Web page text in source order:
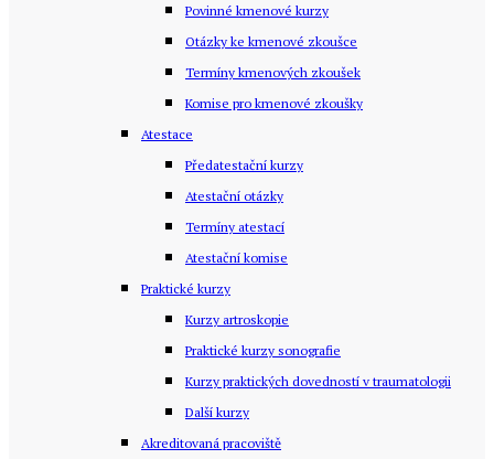
Povinné kmenové kurzy
Otázky ke kmenové zkoušce
Termíny kmenových zkoušek
Komise pro kmenové zkoušky
Atestace
Předatestační kurzy
Atestační otázky
Termíny atestací
Atestační komise
Praktické kurzy
Kurzy artroskopie
Praktické kurzy sonografie
Kurzy praktických dovedností v traumatologii
Další kurzy
Akreditovaná pracoviště